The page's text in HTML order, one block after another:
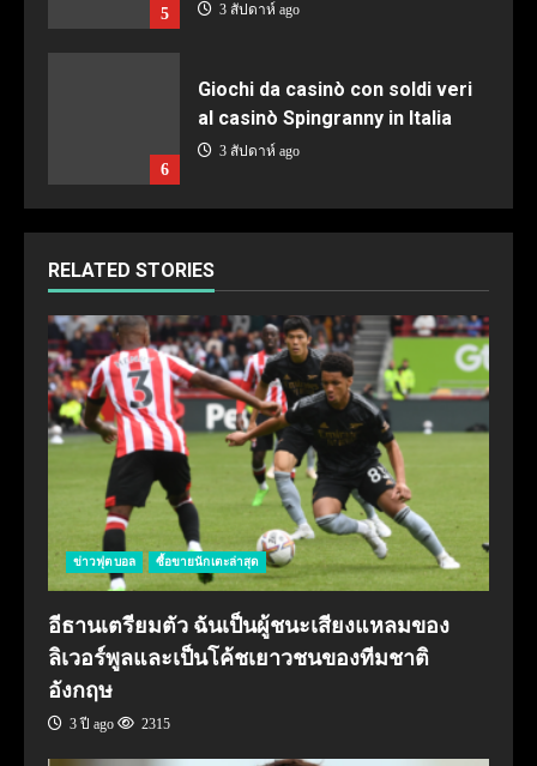
5 3 สัปดาห์ ago
6
Giochi da casinò con soldi veri
al casinò Spingranny in Italia
3 สัปดาห์ ago
RELATED STORIES
ข่าวฟุตบอล ซื้อขายนักเตะล่าสุด
อีธานเตรียมตัว ฉันเป็นผู้ชนะเสียงแหลมของ
ลิเวอร์พูลและเป็นโค้ชเยาวชนของทีมชาติ
อังกฤษ
3 ปี ago 2315